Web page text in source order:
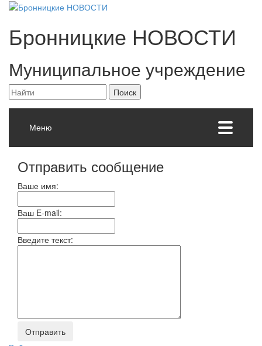
Бронницкие НОВОСТИ
Муниципальное учреждение
Меню
Отправить сообщение
Ваше имя:
Ваш E-mail:
Введите текст: